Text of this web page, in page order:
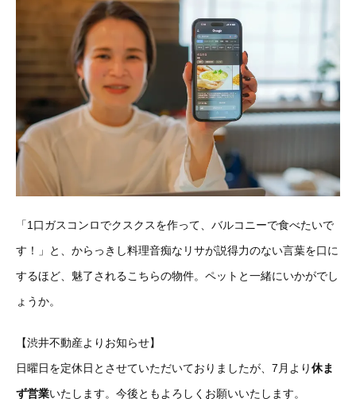
「1口ガスコンロでクスクスを作って、バルコニーで食べたいで
す！」と、からっきし料理音痴なリサが説得力のない言葉を口に
するほど、魅了されるこちらの物件。ペットと一緒にいかがでし
ょうか。
【渋井不動産よりお知らせ】
日曜日を定休日とさせていただいておりましたが、7月より休ま
ず営業いたします。今後ともよろしくお願いいたします。